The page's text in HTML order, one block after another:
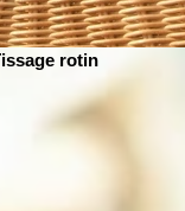
rotin